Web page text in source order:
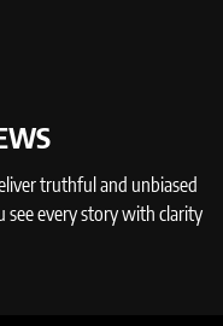
truthful and unbiased
see every story with clarity